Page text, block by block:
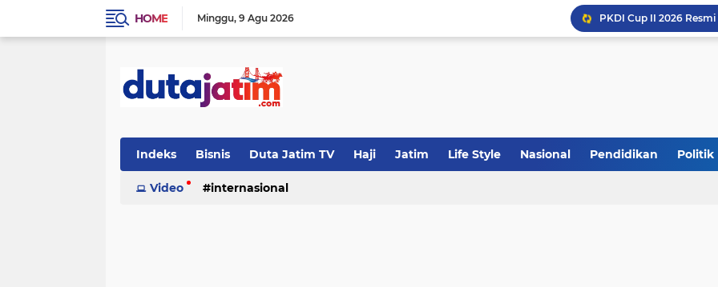
HOME Minggu 9 Agu 2026
Indeks Bisnis Duta Jatim TV Haji Jatim Life Style Nasional Pendidikan Politik
Video internasional